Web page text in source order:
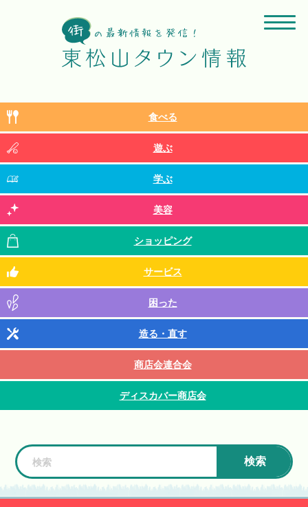
食べる
遊ぶ
学ぶ
美容
ショッピング
サービス
困った
造る・直す
商店会連合会
ディスカバー商店会
検索